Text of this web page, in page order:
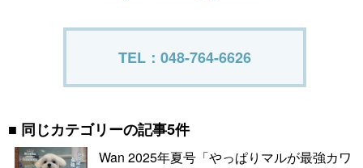
TEL：048-764-6626
同じカテゴリーの記事5件
Wan 2025年夏号「やっぱりマルが最強カワ